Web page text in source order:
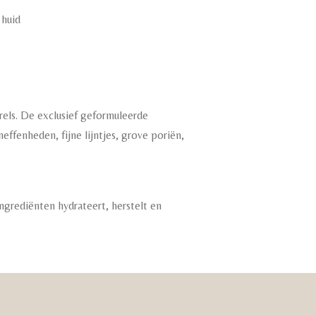
De exclusief geformuleerde
fijne lijntjes, grove poriën,
hydrateert, herstelt en